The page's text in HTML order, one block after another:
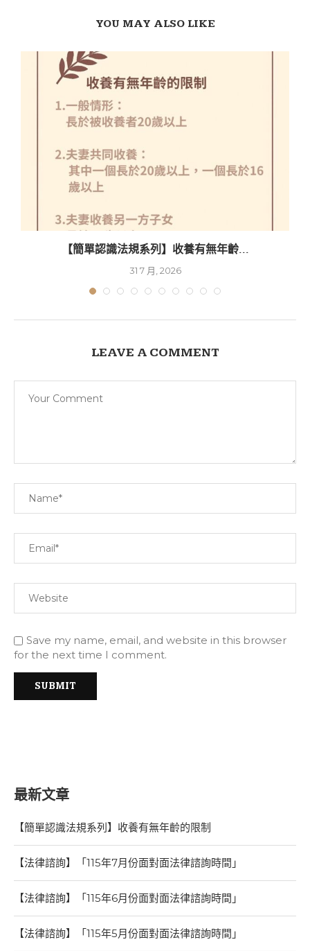
YOU MAY ALSO LIKE
【簡單認識法規系列】收養有無年齡...
31 7 月, 2026
LEAVE A COMMENT
Save my name, email, and website in this browser
for the next time I comment.
最新文章
【簡單認識法規系列】收養有無年齡的限制
【法律諮詢】「115年7月份面對面法律諮詢時間」
【法律諮詢】「115年6月份面對面法律諮詢時間」
【法律諮詢】「115年5月份面對面法律諮詢時間」